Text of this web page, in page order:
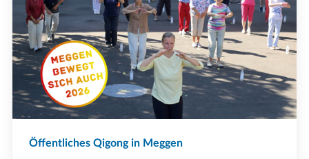
Öffentliches Qigong in Meggen